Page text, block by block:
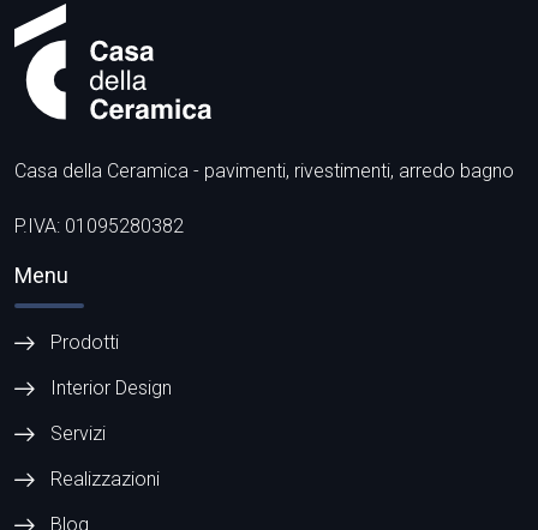
Casa della Ceramica - pavimenti, rivestimenti, arredo bagno
P.IVA: 01095280382
Menu
Prodotti
Interior Design
Servizi
Realizzazioni
Blog